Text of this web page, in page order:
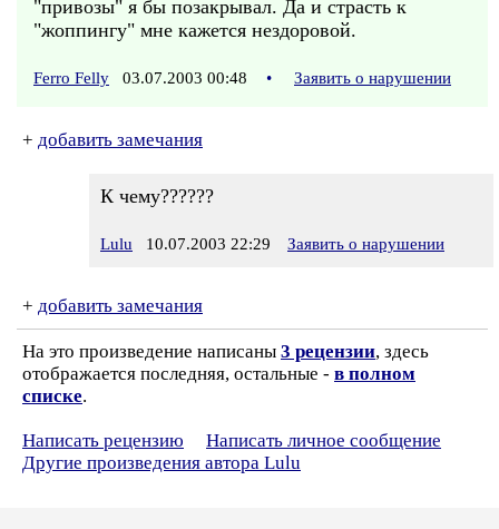
"привозы" я бы позакрывал. Да и страсть к
"жоппингу" мне кажется нездоровой.
Ferro Felly 03.07.2003 00:48 • Заявить о нарушении
+ добавить замечания
К чему??????
Lulu 10.07.2003 22:29 Заявить о нарушении
+ добавить замечания
На это произведение написаны 3 рецензии, здесь
отображается последняя, остальные - в полном
списке.
Написать рецензию
Написать личное сообщение
Другие произведения автора Lulu